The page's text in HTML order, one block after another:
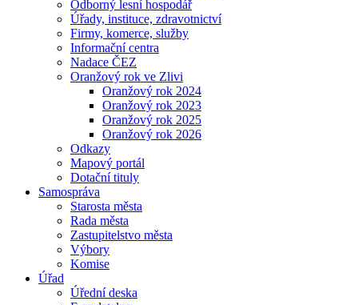
Odborný lesní hospodář
Úřady, instituce, zdravotnictví
Firmy, komerce, služby
Informační centra
Nadace ČEZ
Oranžový rok ve Zlivi
Oranžový rok 2024
Oranžový rok 2023
Oranžový rok 2025
Oranžový rok 2026
Odkazy
Mapový portál
Dotační tituly
Samospráva
Starosta města
Rada města
Zastupitelstvo města
Výbory
Komise
Úřad
Úřední deska